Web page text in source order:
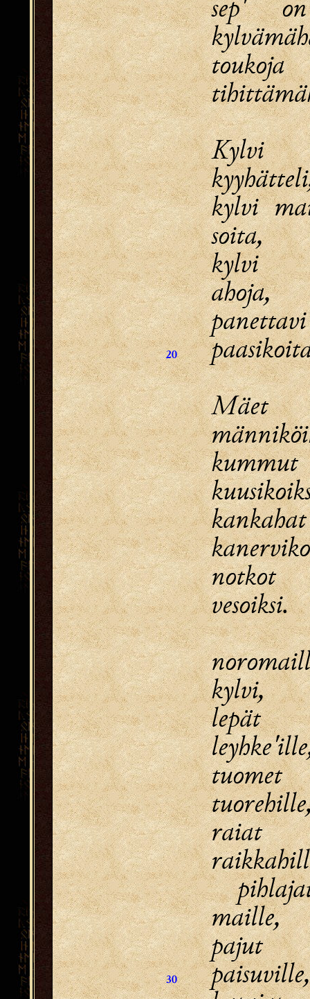
sep'
toukoja
20
Kylvi
kylvi
soita,
kylvi
ahoja,
panettavi
kankahat
notkot
vesoiksi.
kylvi,
lepät
raiat
30
maille,
pajut
paisuville,